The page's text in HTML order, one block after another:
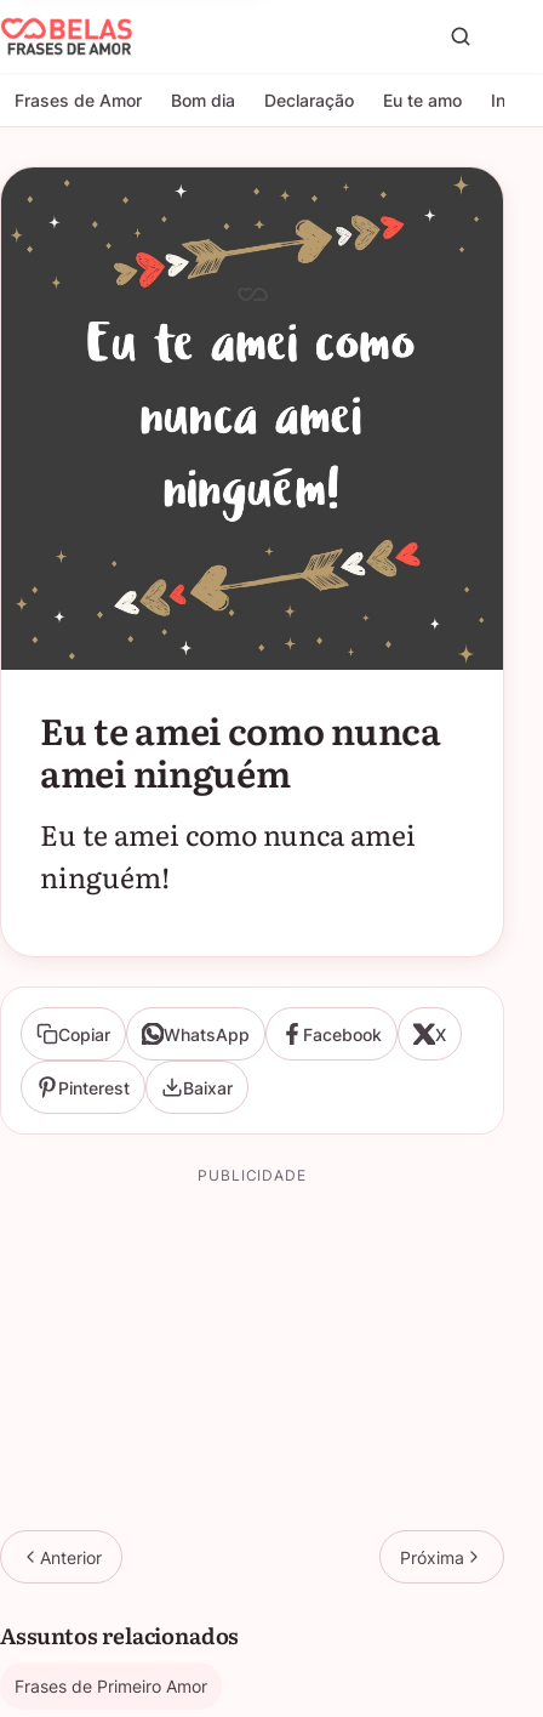
Belas Frases de Amor
Frases de Amor Bom dia Declaração Eu te amo
Eu te amei como nunca
amei ninguém
Eu te amei como nunca amei
ninguém!
Copiar WhatsApp Facebook X
Pinterest Baixar
PUBLICIDADE
Anterior Próxima
Assuntos relacionados
Frases de Primeiro Amor